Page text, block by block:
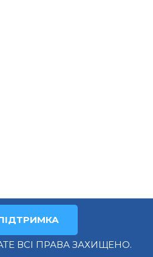
ВСІ ПРАВА ЗАХИЩЕНО.